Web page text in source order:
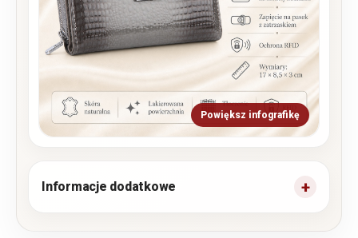
Powiększ infografikę
Informacje dodatkowe